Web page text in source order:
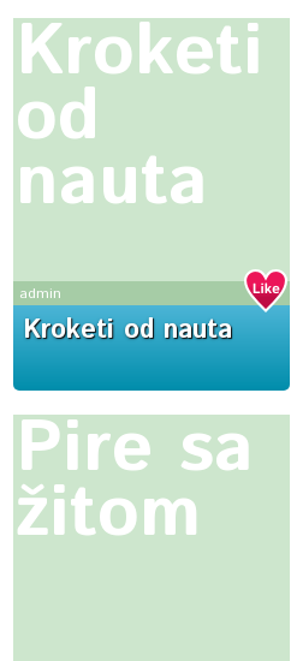
Kroketi
od
nauta
admin
Kroketi od nauta
Pire sa
žitom